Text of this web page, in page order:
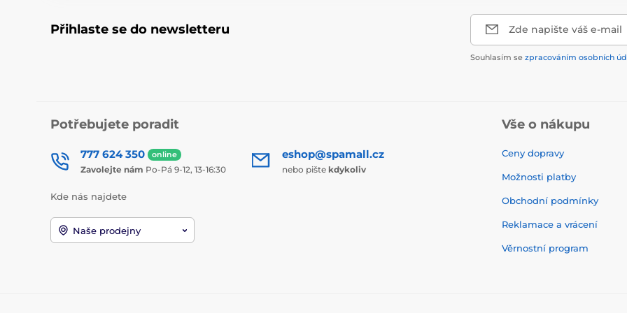
Přihlaste se do newsletteru Zde napište váš e-mail
Souhlasím se zpracováním osobních
Potřebujete poradit
777 624 350 online
Zavolejte nám Po-Pá 9-12, 13-16:30
eshop@spamall.cz
nebo pište kdykoliv
Kde nás najdete
Naše prodejny
Vše o nákupu
Ceny dopravy
Možnosti platby
Obchodní podmínky
Reklamace a vrácení
Věrnostní program